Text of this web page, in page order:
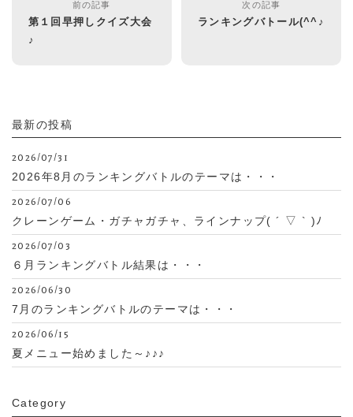
前の記事
第１回早押しクイズ大会
♪
次の記事
ランキングバトール(^^♪
最新の投稿
2026/07/31
2026年8月のランキングバトルのテーマは・・・
2026/07/06
クレーンゲーム・ガチャガチャ、ラインナップ( ´ ▽ ` )ﾉ
2026/07/03
６月ランキングバトル結果は・・・
2026/06/30
7月のランキングバトルのテーマは・・・
2026/06/15
夏メニュー始めました～♪♪♪
Category